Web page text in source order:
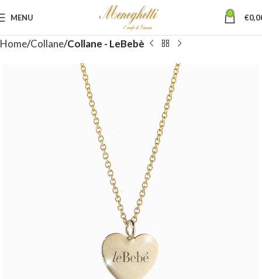
MENU 0 €
Home Collane Collane - LeBebè